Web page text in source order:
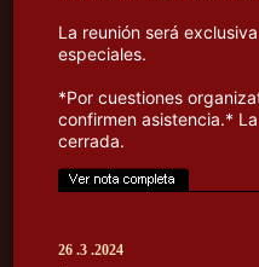
La reunión será
especiales.
*Por cuestiones
confirmen asistencia.*
cerrada.
26 .3 .2024